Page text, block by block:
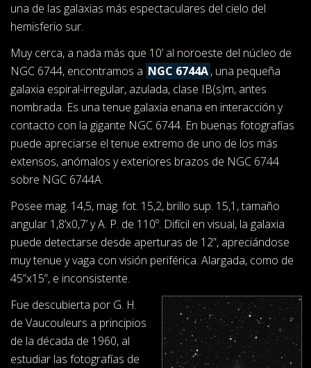
una de las galaxias más espectaculares del cielo del
hemisferio sur.
Muy cerca, a nada más que 10’ al noroeste del núcleo de
NGC 6744, encontramos a NGC 6744A, una pequeña
galaxia espiral-irregular, azulada, clase IB(s)m, antes
nombrada. Es una tenue galaxia enana en interacción y
contacto con la gigante NGC 6744. En buenas fotografías
puede apreciarse el tenue extremo de uno de los más
extensos, anómalos y exteriores brazos de NGC 6744
sobre NGC 6744A.
Posee mag. 14,5, mag. fot. 15,2, brillo sup. 15,1, tamaño
angular 1,8’x0,7’ y A. P. de 110º. Difícil en visual, la galaxia
puede detectarse desde aperturas de 12”, apreciándose
muy tenue y vaga con visión periférica. Alargada, como de
45”x15”, e inconsistente.
Fue descubierta por G. H.
de Vaucouleurs a principios
de la década de 1960, al
estudiar las fotografías de